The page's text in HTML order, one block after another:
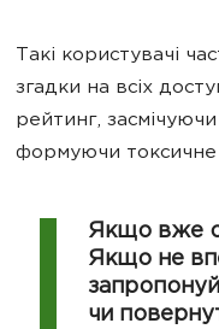
Такі користувачі
згадки на всіх
рейтинг,
формуючи
Якщо вже
Якщо не
чи